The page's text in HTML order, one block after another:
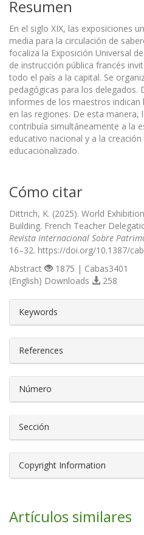
Resumen
En el siglo XIX, las exposiciones
media para la circulación de
focaliza la Exposición Universal
de instrucción pública francés
todo el país a la capital. Se
pedagógicas para los delegados.
informes de los maestros indican
en las regiones. De esta manera,
contribuía simultáneamente a la
educativo nacional y a la
educacionalizado.
Cómo citar
Dittrich, K. (2025). World
Building. French Teacher
Revista Internacional Sobre
16–32. https://doi.org/10.1387/
Abstract
1875 | Cabas3401
(English) Downloads
258
Keywords
References
Número
Sección
Copyright Information
Artículos similares